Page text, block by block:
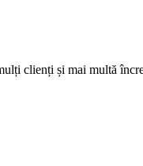
clienți și mai multă